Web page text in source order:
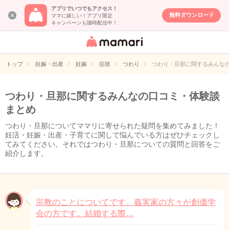
アプリでいつでもアクセス！
ママに嬉しい！アプリ限定
キャンペーンも随時配信中！
無料ダウンロード
女性専用匿名QA
イト
トップ 妊娠・出産 妊娠 症状 つわり つわり・旦那に関するみんな
つわり・旦那に関するみんなの口コミ・体験談
まとめ
つわり・旦那についてママリに寄せられた疑問を集めてみました！
妊活・妊娠・出産・子育てに関して悩んでいる方はぜひチェックし
てみてください。それではつわり・旦那についての質問と回答をご
紹介します。
宗教のことについてです。義実家の方々が創価学
会の方です。結婚する際…